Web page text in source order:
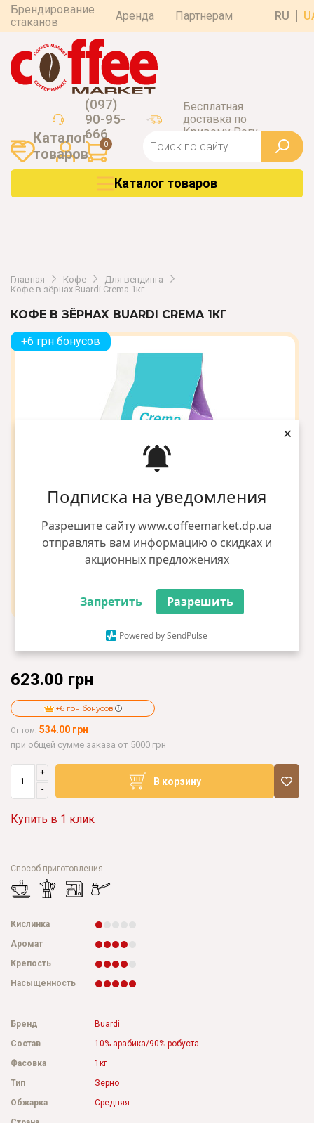
Подписка на уведомления
Разрешите сайту www.coffeemarket.dp.ua
отправлять вам информацию о скидках и
акционных предложениях
Запретить Разрешить
Powered by SendPulse
×
Брендирование
стаканов
Аренда Партнерам RU
(097)
90-95-
666
Бесплатная
доставка по
Кривому Рогу
0
Каталог
товаров
Каталог товаров
Главная Кофе
Для вендинга
Кофе в зёрнах Buardi Crema 1кг
КОФЕ В ЗЁРНАХ BUARDI CREMA 1КГ
+6 грн бонусов
623.00 грн
+6 грн бонусов
Оптом: 534.00 грн
при общей сумме заказа от 5000 грн
+
-
В корзину
Купить в 1 клик
Способ приготовления
Кислинка
Аромат
Крепость
Насыщенность
Бренд
Buardi
Состав
10% арабика/90% робуста
Фасовка
1кг
Тип
Зерно
Обжарка
Средняя